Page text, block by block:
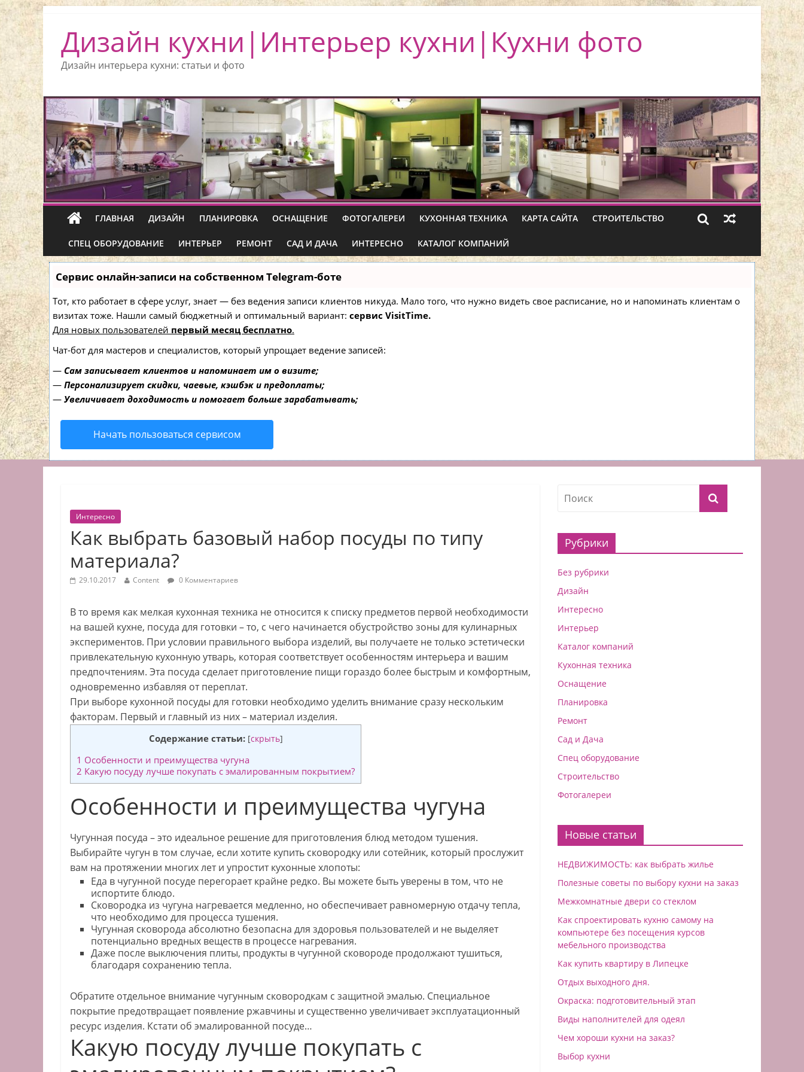
Дизайн кухни|Интерьер кухни|Кухни фото
Дизайн интерьера кухни: статьи и фото
ГЛАВНАЯ ДИЗАЙН ПЛАНИРОВКА ОСНАЩЕНИЕ ФОТОГАЛЕРЕИ КУХОННАЯ ТЕХНИКА КАРТА САЙТА СТРОИТЕЛЬСТВО
СПЕЦ ОБОРУДОВАНИЕ ИНТЕРЬЕР РЕМОНТ САД И ДАЧА ИНТЕРЕСНО КАТАЛОГ КОМПАНИЙ
Сервис онлайн-записи на собственном Telegram-боте
Тот, кто работает в сфере услуг, знает — без ведения записи клиентов никуда. Мало того, что нужно видеть свое расписание, но и напоминать клиентам о
визитах тоже. Нашли самый бюджетный и оптимальный вариант: сервис VisitTime.
Для новых пользователей первый месяц бесплатно.
Чат-бот для мастеров и специалистов, который упрощает ведение записей:
— Сам записывает клиентов и напоминает им о визите;
— Персонализирует скидки, чаевые, кэшбэк и предоплаты;
— Увеличивает доходимость и помогает больше зарабатывать;
Начать пользоваться сервисом
Интересно
Как выбрать базовый набор посуды по типу
материала?
29.10.2017 Content 0 Комментариев
В то время как мелкая кухонная техника не относится к списку предметов первой необходимости
на вашей кухне, посуда для готовки – то, с чего начинается обустройство зоны для кулинарных
экспериментов. При условии правильного выбора изделий, вы получаете не только эстетически
привлекательную кухонную утварь, которая соответствует особенностям интерьера и вашим
предпочтениям. Эта посуда сделает приготовление пищи гораздо более быстрым и комфортным,
одновременно избавляя от переплат.
При выборе кухонной посуды для готовки необходимо уделить внимание сразу нескольким
факторам. Первый и главный из них – материал изделия.
Содержание статьи: [скрыть]
1 Особенности и преимущества чугуна
2 Какую посуду лучше покупать с эмалированным покрытием?
Особенности и преимущества чугуна
Чугунная посуда – это идеальное решение для приготовления блюд методом тушения.
Выбирайте чугун в том случае, если хотите купить сковородку или сотейник, который прослужит
вам на протяжении многих лет и упростит кухонные хлопоты:
Еда в чугунной посуде перегорает крайне редко. Вы можете быть уверены в том, что не
испортите блюдо.
Сковородка из чугуна нагревается медленно, но обеспечивает равномерную отдачу тепла,
что необходимо для процесса тушения.
Чугунная сковорода абсолютно безопасна для здоровья пользователей и не выделяет
потенциально вредных веществ в процессе нагревания.
Даже после выключения плиты, продукты в чугунной сковороде продолжают тушиться,
благодаря сохранению тепла.
Обратите отдельное внимание чугунным сковородкам с защитной эмалью. Специальное
покрытие предотвращает появление ржавчины и существенно увеличивает эксплуатационный
ресурс изделия. Кстати об эмалированной посуде…
Какую посуду лучше покупать с
Рубрики
Без рубрики
Дизайн
Интересно
Интерьер
Каталог компаний
Кухонная техника
Оснащение
Планировка
Ремонт
Сад и Дача
Спец оборудование
Строительство
Фотогалереи
Новые статьи
НЕДВИЖИМОСТЬ: как выбрать жилье
Полезные советы по выбору кухни на заказ
Межкомнатные двери со стеклом
Как спроектировать кухню самому на
компьютере без посещения курсов
мебельного производства
Как купить квартиру в Липeцкe
Отдых выходного дня.
Окраска: подготовительный этап
Виды наполнителей для одеял
Чем хороши кухни на заказ?
Выбор кухни